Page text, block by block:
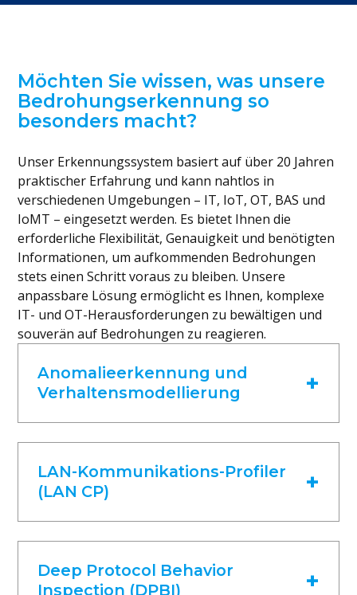
Möchten Sie wissen, was unsere
Bedrohungserkennung so
besonders macht?
Unser Erkennungssystem basiert auf über 20 Jahren
praktischer Erfahrung und kann nahtlos in
verschiedenen Umgebungen – IT, IoT, OT, BAS und
IoMT – eingesetzt werden. Es bietet Ihnen die
erforderliche Flexibilität, Genauigkeit und benötigten
Informationen, um aufkommenden Bedrohungen
stets einen Schritt voraus zu bleiben. Unsere
anpassbare Lösung ermöglicht es Ihnen, komplexe
IT- und OT-Herausforderungen zu bewältigen und
souverän auf Bedrohungen zu reagieren.
Anomalieerkennung und
Verhaltensmodellierung
Netzwerks erlernen und jegliche
Abweichungen vom Normalzustand schnell
unseren Benutzern sofortige Einblicke in
potenzielle Bedrohungen und ermöglicht
dadurch eine schnellere Erkennung und
Reaktion. Im Laufe der Zeit passen sich unsere
LAN-Kommunikations-Profiler
(LAN CP)
und Anomalien wie unerwünschte Hosts,
unregelmäßige Kommunikationsmuster und
Deep Protocol Behavior
Inspection (DPBI)